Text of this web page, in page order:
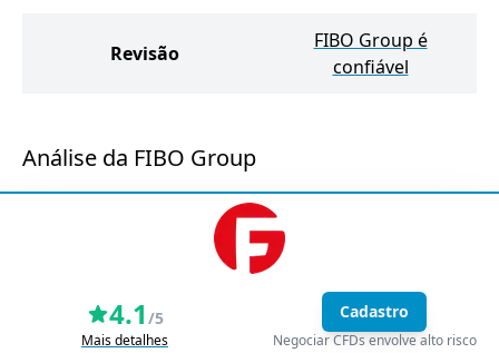
Revisão
FIBO Group é
confiável
Análise da FIBO Group
4.1 /5
Mais detalhes
Cadastro
Negociar CFDs envolve alto risco